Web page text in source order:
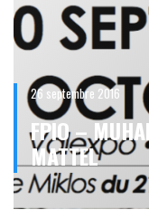
26 septembre 2016
FPIO –
MATTEL